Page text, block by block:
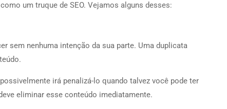
um truque de SEO. Vejamos alguns desses:
sem nenhuma intenção da sua parte. Uma duplicata
irá penalizá-lo quando talvez você pode ter
eliminar esse conteúdo imediatamente.